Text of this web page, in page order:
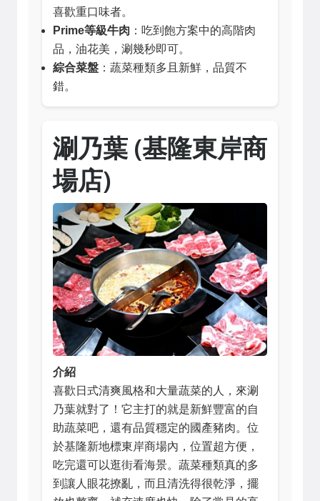
喜歡重口味者。
Prime等級牛肉 ：吃到飽方案中的高階肉
品，油花美，涮幾秒即可。
綜合菜盤 ：蔬菜種類多且新鮮，品質不
錯。
涮乃葉 (基隆東岸商
場店)
介紹
喜歡日式清爽風格和大量蔬菜的人，來涮
乃葉就對了！它主打的就是新鮮豐富的自
助蔬菜吧，還有品質穩定的國產豬肉。位
於基隆新地標東岸商場內，位置超方便，
吃完還可以逛街看海景。蔬菜種類真的多
到讓人眼花撩亂，而且清洗得很乾淨，擺